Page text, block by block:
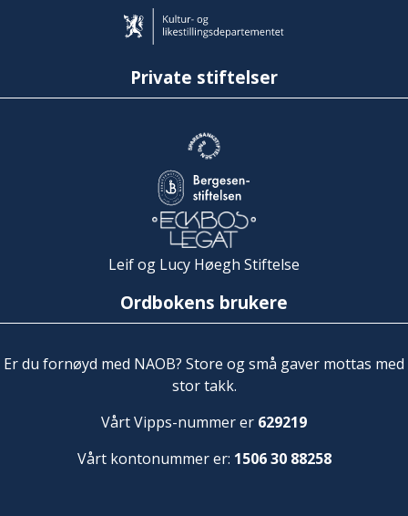
Private stiftelser
Leif og Lucy Høegh Stiftelse
Ordbokens brukere
Er du fornøyd med NAOB? Store og små gaver mottas med
stor takk.
Vårt Vipps-nummer er 629219
Vårt kontonummer er: 1506 30 88258